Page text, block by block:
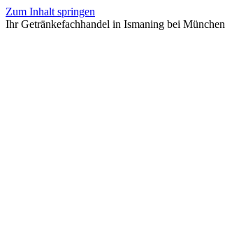
Zum Inhalt springen
Ihr Getränkefachhandel in Ismaning bei München